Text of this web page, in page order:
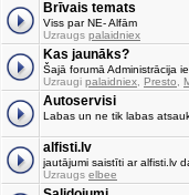
Brīvais temats
Viss par NE- Alfām
Uzraugs palaidniex
Kas jaunāks?
Šajā forumā Administrācija
Uzraugi palaidniex Presto
Autoservisi
Labas un ne tik labas
alfisti.lv
jautājumi saistīti ar alfisti.lv
Uzraugs elbee